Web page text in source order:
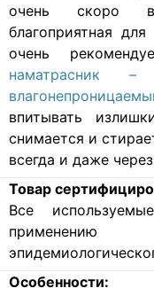
очень скоро
благоприятная
очень
наматрасник
впитывать
снимается и
всегда и даже
Товар
Все
применению
Особенности: